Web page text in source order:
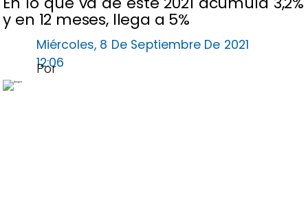
y en 12 meses, llega a 5%
Miércoles, 8 De Septiembre De 2021
12:06
Por